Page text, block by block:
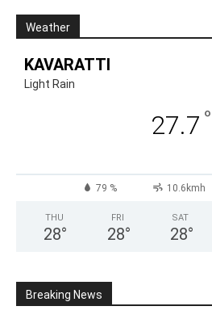
Weather
KAVARATTI
Light Rain
27.7 °
79 % 10.6kmh
THU
28°
FRI
28°
SAT
28°
Breaking News